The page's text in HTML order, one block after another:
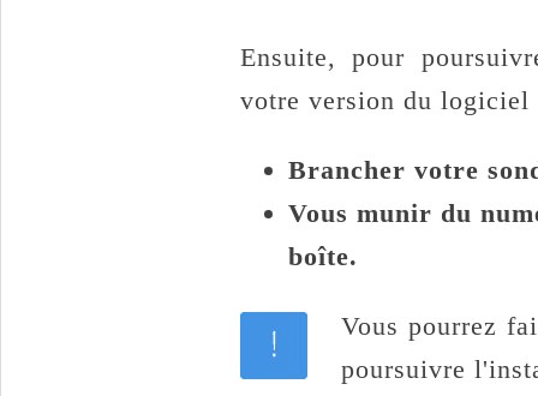
Ensuite, pour
votre version du
Brancher votre
Vous munir du
boîte.
Vous pourrez
poursuivre